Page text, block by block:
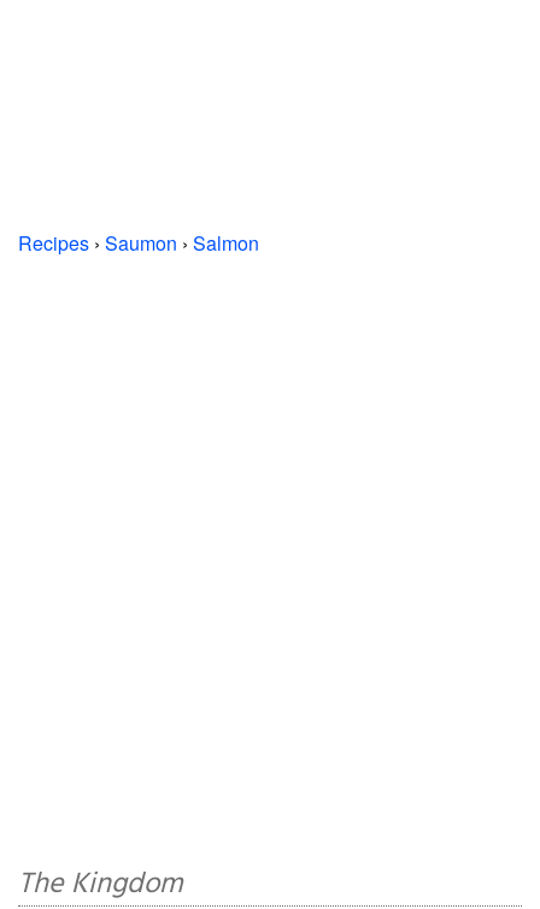
Recipes › Saumon › Salmon
The Kingdom